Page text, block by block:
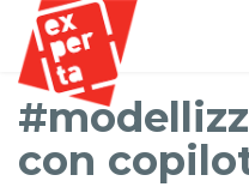
con